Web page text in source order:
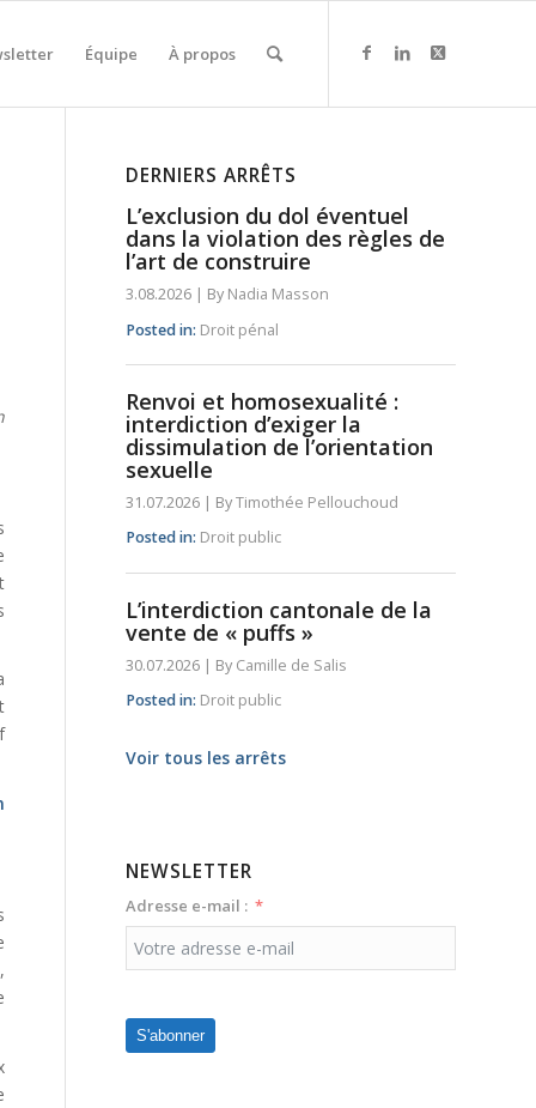
Équipe À propos
DERNIERS ARRÊTS
L’exclusion du dol éventuel
dans la violation des règles de
l’art de construire
3.08.2026 | By Nadia Masson
Posted in: Droit pénal
Renvoi et homosexualité :
interdiction d’exiger la
dissimulation de l’orientation
sexuelle
31.07.2026 | ByTimothée Pellouchoud
Posted in: Droit public
L’interdiction cantonale de la
vente de « puffs »
30.07.2026 | By Camille de Salis
Posted in: Droit public
Voir tous les arrêts
NEWSLETTER
Adresse e-mail :
S'abonner